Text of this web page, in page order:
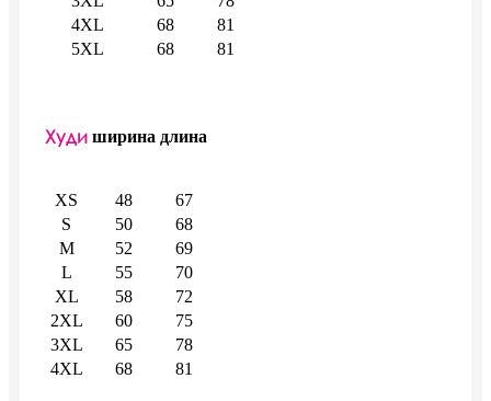
4XL
68
81
5XL
68 81
Худи ширина длина
XS 48
67
S
50
68
M
52
69
L
55
70
XL
58
72
2XL
60
75
3XL
65
78
4XL
68 81